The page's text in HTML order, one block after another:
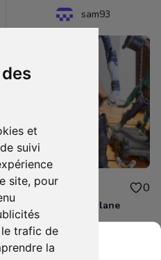
et
suivi
site, pour
trafic de
la
sam93
25.00€ 0
lot figurine mcfarlane